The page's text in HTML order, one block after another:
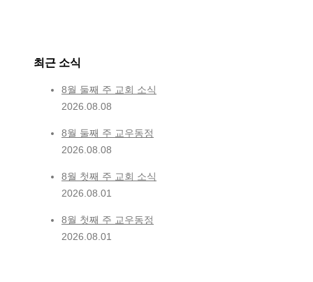
최근 소식
8월 둘째 주 교회 소식
2026.08.08
8월 둘째 주 교우동정
2026.08.08
8월 첫째 주 교회 소식
2026.08.01
8월 첫째 주 교우동정
2026.08.01